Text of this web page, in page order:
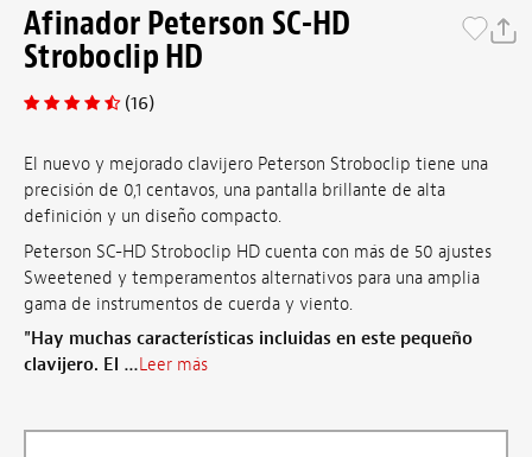
Afinador Peterson SC-HD
Stroboclip HD
(16)
El nuevo y mejorado clavijero Peterson Stroboclip tiene una
precisión de 0,1 centavos, una pantalla brillante de alta
definición y un diseño compacto.
Peterson SC-HD Stroboclip HD cuenta con más de 50 ajustes
Sweetened y temperamentos alternativos para una amplia
gama de instrumentos de cuerda y viento.
"Hay muchas características incluidas en este pequeño
clavijero. El …Leer más